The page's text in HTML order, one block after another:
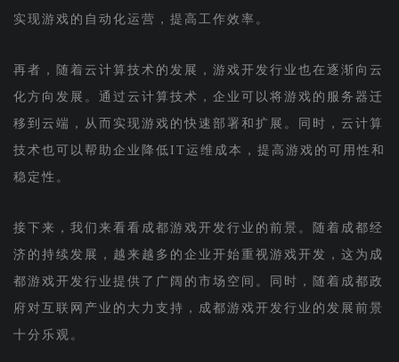
实现游戏的自动化运营，提高工作效率。
再者，随着云计算技术的发展，游戏开发行业也在逐渐向云
化方向发展。通过云计算技术，企业可以将游戏的服务器迁
移到云端，从而实现游戏的快速部署和扩展。同时，云计算
技术也可以帮助企业降低IT运维成本，提高游戏的可用性和
稳定性。
接下来，我们来看看成都游戏开发行业的前景。随着成都经
济的持续发展，越来越多的企业开始重视游戏开发，这为成
都游戏开发行业提供了广阔的市场空间。同时，随着成都政
府对互联网产业的大力支持，成都游戏开发行业的发展前景
十分乐观。